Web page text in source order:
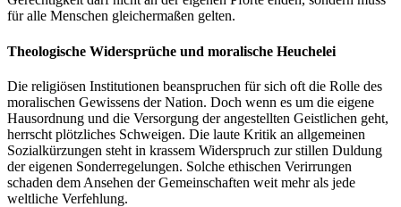
für alle Menschen gleichermaßen gelten.
Theologische Widersprüche und moralische Heuchelei
Die religiösen Institutionen beanspruchen für sich oft die Rolle des
moralischen Gewissens der Nation. Doch wenn es um die eigene
Hausordnung und die Versorgung der angestellten Geistlichen geht,
herrscht plötzliches Schweigen. Die laute Kritik an allgemeinen
Sozialkürzungen steht in krassem Widerspruch zur stillen Duldung
der eigenen Sonderregelungen. Solche ethischen Verirrungen
schaden dem Ansehen der Gemeinschaften weit mehr als jede
weltliche Verfehlung.